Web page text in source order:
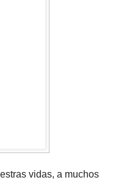
vidas, a muchos